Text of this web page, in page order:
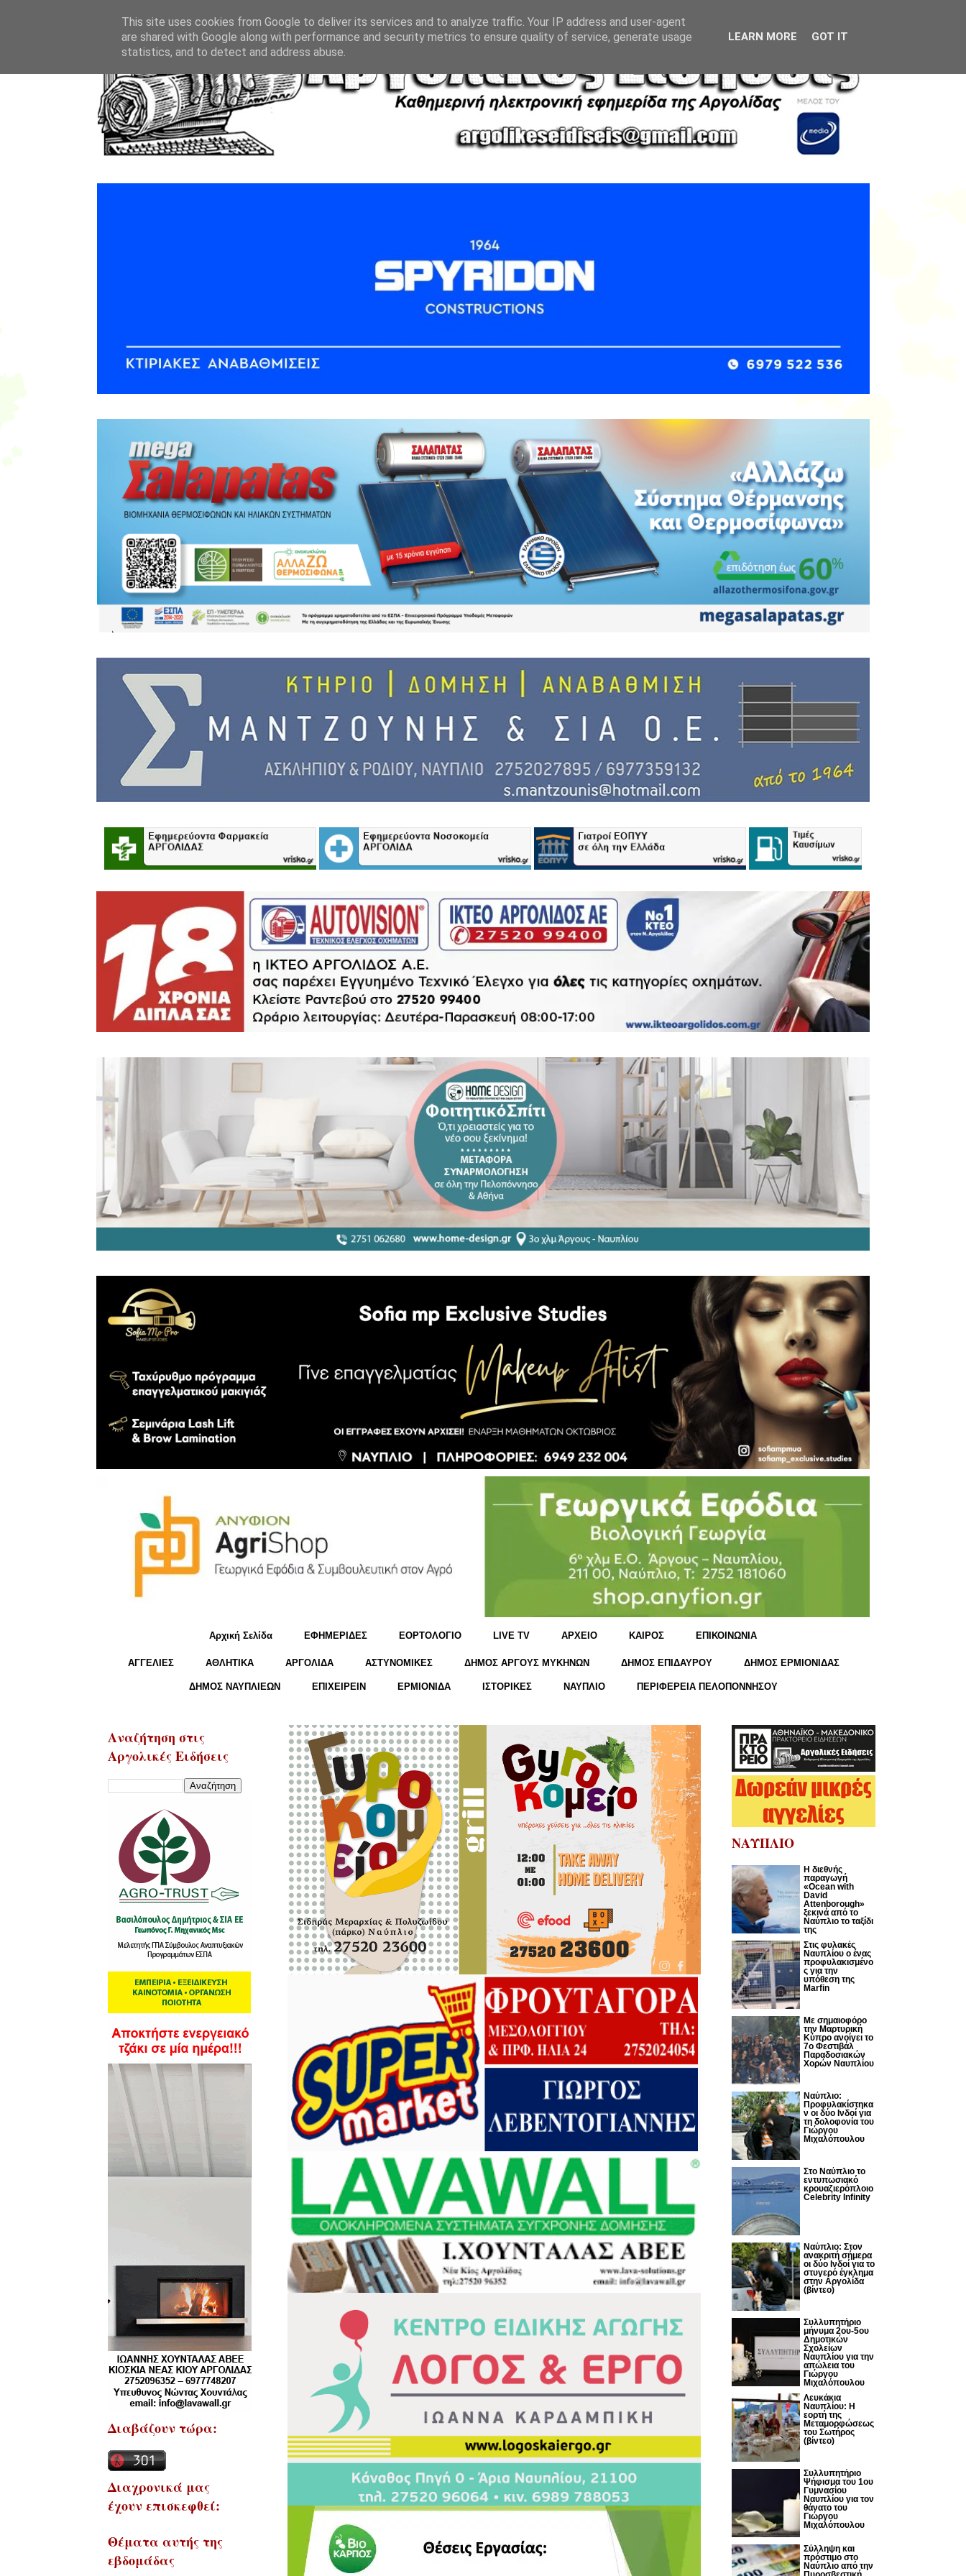
Αρχική Σελίδα ΕΦΗΜΕΡΙΔΕΣ ΕΟΡΤΟΛΟΓΙΟ LIVE TV ΑΡΧΕΙΟ KΑΙΡΟΣ ΕΠΙΚΟΙΝΩΝΙΑ
ΑΓΓΕΛΙΕΣ ΑΘΛΗΤΙΚΑ ΑΡΓΟΛΙΔΑ ΑΣΤΥΝΟΜΙΚΕΣ ΔΗΜΟΣ ΑΡΓΟΥΣ ΜΥΚΗΝΩΝ ΔΗΜΟΣ ΕΠΙΔΑΥΡΟΥ ΔΗΜΟΣ ΕΡΜΙΟΝΙΔΑΣ
ΔΗΜΟΣ ΝΑΥΠΛΙΕΩΝ ΕΠΙΧΕΙΡΕΙΝ ΕΡΜΙΟΝΙΔΑ ΙΣΤΟΡΙΚΕΣ ΝΑΥΠΛΙΟ ΠΕΡΙΦΕΡΕΙΑ ΠΕΛΟΠΟΝΝΗΣΟΥ
Αναζήτηση στις
Αργολικές Ειδήσεις
Διαβάζουν τώρα:
Διαχρονικά μας
έχουν επισκεφθεί:
Θέματα αυτής της
εβδομάδας
ΝΑΥΠΛΙΟ
Η διεθνής
παραγωγή
«Ocean with
David
Attenborough»
ξεκινά από το
Ναύπλιο το ταξίδι
της
Στις φυλακές
Ναυπλίου ο ένας
προφυλακισμένο
ς για την
υπόθεση της
Marfin
Με σημαιοφόρο
την Μαρτυρική
Κύπρο ανοίγει το
7ο Φεστιβάλ
Παραδοσιακών
Χορών Ναυπλίου
Ναύπλιο:
Προφυλακίστηκα
ν οι δύο Ινδοί για
τη δολοφονία του
Γιώργου
Μιχαλόπουλου
Στο Ναύπλιο το
εντυπωσιακό
κρουαζιερόπλοιο
Celebrity Infinity
Nαύπλιο: Στον
ανακριτή σήμερα
οι δύο Ινδοί για το
στυγερό έγκλημα
στην Αργολίδα
(βίντεο)
Συλλυπητήριο
μήνυμα 2ου-5ου
Δημοτικών
Σχολείων
Ναυπλίου για την
απώλεια του
Γιώργου
Μιχαλόπουλου
Λευκάκια
Ναυπλίου: Η
εορτή της
Μεταμορφώσεως
του Σωτήρος
(βίντεο)
Συλλυπητήριο
Ψήφισμα του 1ου
Γυμνασίου
Ναυπλίου για τον
θάνατο του
Γιώργου
Μιχαλόπουλου
Σύλληψη και
πρόστιμο στο
Ναύπλιο από την
This site uses cookies from Google to deliver its services and to analyze traffic. Your IP address and user-agent
are shared with Google along with performance and security metrics to ensure quality of service, generate usage
statistics, and to detect and address abuse.
LEARN MORE GOT IT